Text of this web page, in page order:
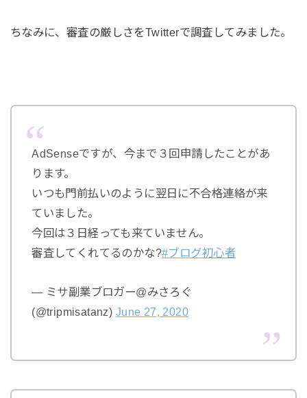
ちなみに、審査の厳しさをTwitterで調査してみました。
AdSenseですが、今まで３回申請したことがあ
ります。
いつも門前払いのように翌日に不合格連絡が来
ていました。
今回は３日経っても来ていません。
審査してくれてるのかな?#ブログ初心者
— ミサ副業ブロガー@みさろぐ
(@tripmisatanz) June 27, 2020